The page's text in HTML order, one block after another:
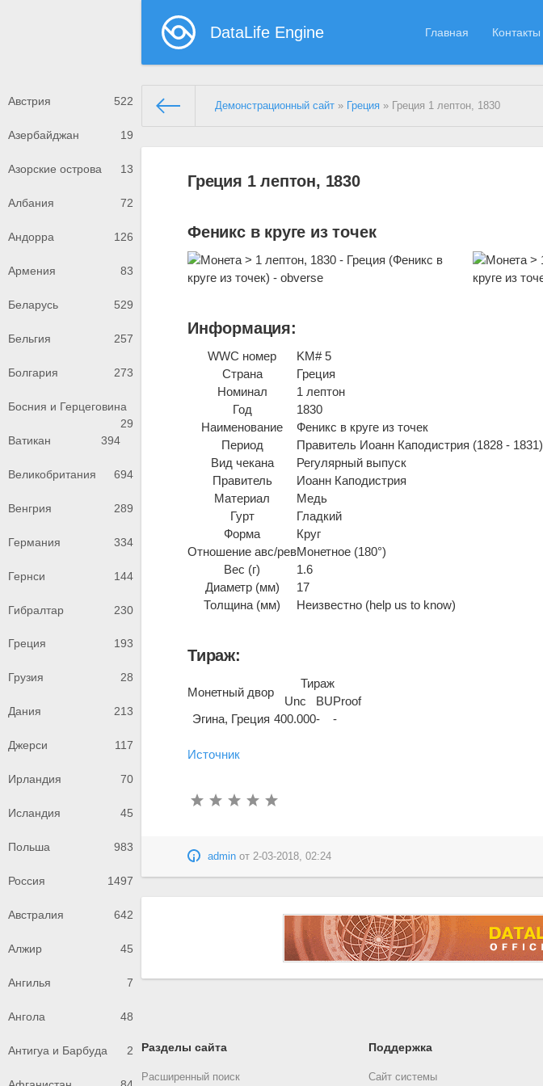
DataLife Engine Главная Контакты
Австрия 522
Азербайджан 19
Азорские острова 13
Албания 72
Андорра 126
Армения 83
Беларусь 529
Бельгия 257
Болгария 273
Босния и Герцеговина
29
Ватикан
394
Великобритания 694
Венгрия 289
Германия 334
Гернси 144
Гибралтар 230
Греция 193
Грузия 28
Дания 213
Джерси 117
Ирландия 70
Исландия 45
Польша 983
Россия 1497
Австралия 642
Алжир 45
Ангилья 7
Ангола 48
Антигуа и Барбуда 2
Демонстрационный сайт » Греция » Греция 1 лептон, 1830
Греция 1 лептон, 1830
Феникс в круге из точек
Информация:
WWC номер
KM# 5
Страна
Греция
Номинал
1 лептон
Год
1830
Наименование
Феникс в круге из точек
Период
Правитель Иоанн Каподистрия (1828 - 1831)
Вид чекана
Регулярный выпуск
Правитель
Иоанн Каподистрия
Материал
Медь
Гурт
Гладкий
Форма
Круг
Отношение авс/ревМонетное (180°)
Вес (г)
1.6
Диаметр (мм)
17
Толщина (мм)
Неизвестно (help us to know)
Тираж:
Монетный двор
Тираж
Unc
BUProof
Эгина, Греция 400.000- -
Источник
admin от2-03-2018, 02:24
Разделы сайта
Расширенный поиск
Поддержка
Сайт системы